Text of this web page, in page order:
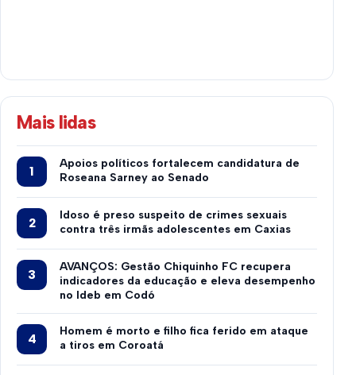
Mais lidas
Apoios políticos fortalecem candidatura de
Roseana Sarney ao Senado
Idoso é preso suspeito de crimes sexuais
contra três irmãs adolescentes em Caxias
AVANÇOS: Gestão Chiquinho FC recupera
indicadores da educação e eleva desempenho
no Ideb em Codó
Homem é morto e filho fica ferido em ataque
a tiros em Coroatá